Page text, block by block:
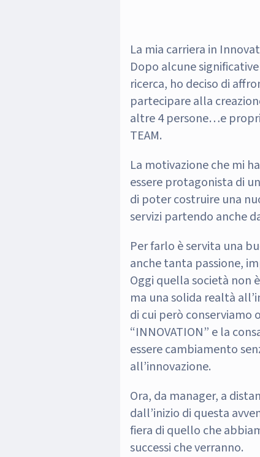
La mia carriera in
Dopo alcune
ricerca, ho deciso di
partecipare alla
altre 4 persone…e
TEAM.
La motivazione che mi
essere protagonista di
di poter costruire una
servizi partendo anche
Per farlo è servita una
anche tanta passione,
Oggi quella società non
ma una solida realtà
di cui però
“INNOVATION” e la
essere cambiamento
all’innovazione.
Ora, da manager, a
dall’inizio di questa
fiera di quello che
successi che verranno.